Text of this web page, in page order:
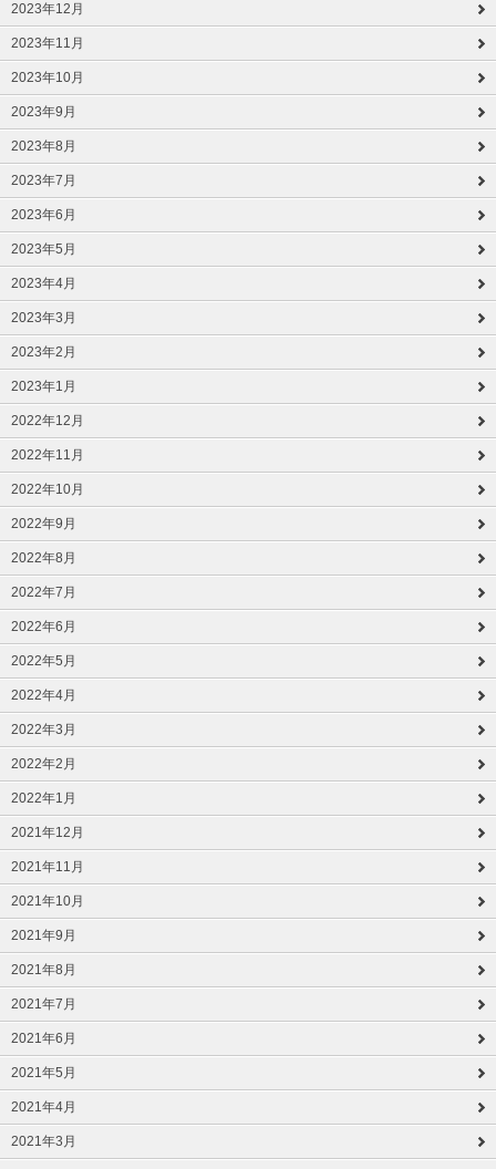
2023年12月
2023年11月
2023年10月
2023年9月
2023年8月
2023年7月
2023年6月
2023年5月
2023年4月
2023年3月
2023年2月
2023年1月
2022年12月
2022年11月
2022年10月
2022年9月
2022年8月
2022年7月
2022年6月
2022年5月
2022年4月
2022年3月
2022年2月
2022年1月
2021年12月
2021年11月
2021年10月
2021年9月
2021年8月
2021年7月
2021年6月
2021年5月
2021年4月
2021年3月